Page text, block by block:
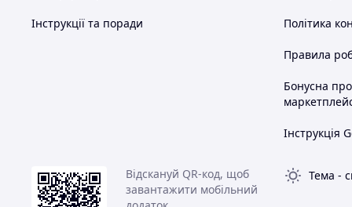
Інструкції та поради Політика
Правила
Бонусна
Інструкція
Відскануй QR-код, щоб
завантажити мобільний
Тема -